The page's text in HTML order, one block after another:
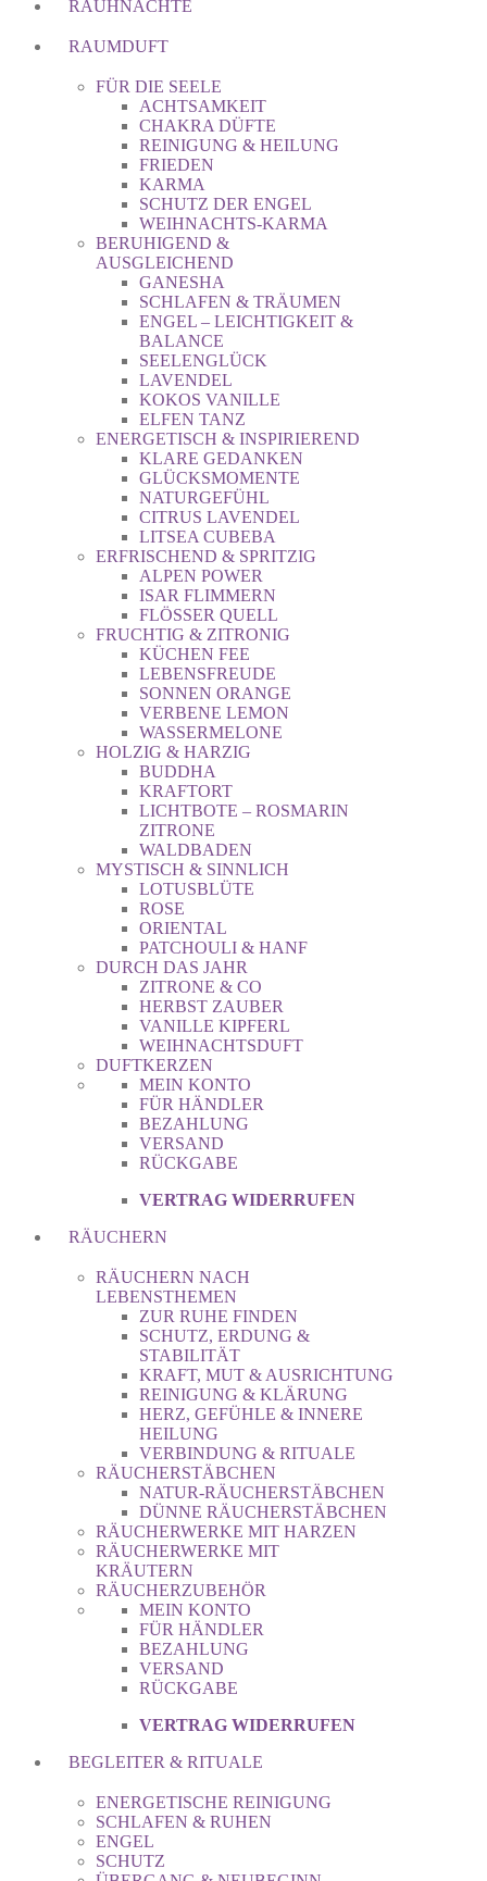
RAUHNÄCHTE
RAUMDUFT
FÜR DIE SEELE
ACHTSAMKEIT
CHAKRA DÜFTE
REINIGUNG & HEILUNG
FRIEDEN
KARMA
SCHUTZ DER ENGEL
WEIHNACHTS-KARMA
BERUHIGEND &
AUSGLEICHEND
GANESHA
SCHLAFEN & TRÄUMEN
ENGEL – LEICHTIGKEIT &
BALANCE
SEELENGLÜCK
LAVENDEL
KOKOS VANILLE
ELFEN TANZ
ENERGETISCH & INSPIRIEREND
KLARE GEDANKEN
GLÜCKSMOMENTE
NATURGEFÜHL
CITRUS LAVENDEL
LITSEA CUBEBA
ERFRISCHEND & SPRITZIG
ALPEN POWER
ISAR FLIMMERN
FLÖSSER QUELL
FRUCHTIG & ZITRONIG
KÜCHEN FEE
LEBENSFREUDE
SONNEN ORANGE
VERBENE LEMON
WASSERMELONE
HOLZIG & HARZIG
BUDDHA
KRAFTORT
LICHTBOTE – ROSMARIN
ZITRONE
WALDBADEN
MYSTISCH & SINNLICH
LOTUSBLÜTE
ROSE
ORIENTAL
PATCHOULI & HANF
DURCH DAS JAHR
ZITRONE & CO
HERBST ZAUBER
VANILLE KIPFERL
WEIHNACHTSDUFT
DUFTKERZEN
MEIN KONTO
FÜR HÄNDLER
BEZAHLUNG
VERSAND
RÜCKGABE
VERTRAG WIDERRUFEN
RÄUCHERN
RÄUCHERN NACH
LEBENSTHEMEN
ZUR RUHE FINDEN
SCHUTZ, ERDUNG &
STABILITÄT
KRAFT, MUT & AUSRICHTUNG
REINIGUNG & KLÄRUNG
HERZ, GEFÜHLE & INNERE
HEILUNG
VERBINDUNG & RITUALE
RÄUCHERSTÄBCHEN
NATUR-RÄUCHERSTÄBCHEN
DÜNNE RÄUCHERSTÄBCHEN
RÄUCHERWERKE MIT HARZEN
RÄUCHERWERKE MIT
KRÄUTERN
RÄUCHERZUBEHÖR
MEIN KONTO
FÜR HÄNDLER
BEZAHLUNG
VERSAND
RÜCKGABE
VERTRAG WIDERRUFEN
BEGLEITER & RITUALE
ENERGETISCHE REINIGUNG
SCHLAFEN & RUHEN
ENGEL
SCHUTZ